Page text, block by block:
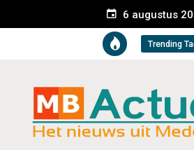
6 augustus
Trending